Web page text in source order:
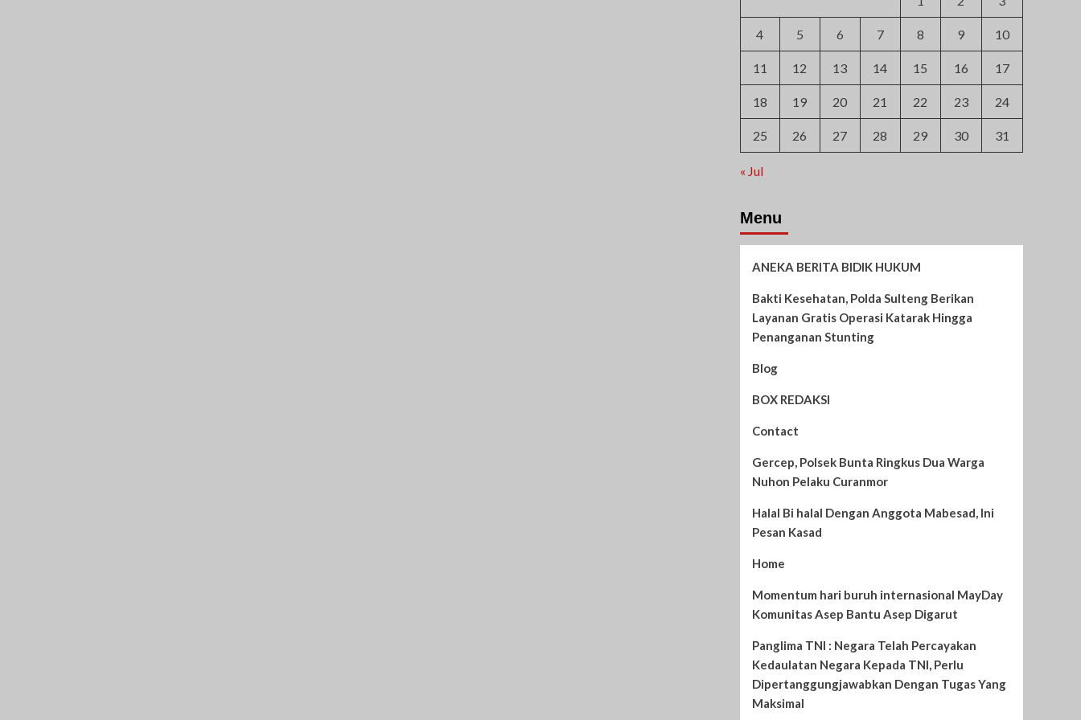
4 5 6 7 8 9 10
11 12 13 14 15 16 17
18 19 20 21 22 23 24
25 26 27 28 29 30 31
« Jul
Menu
ANEKA BERITA BIDIK HUKUM
Bakti Kesehatan, Polda Sulteng Berikan
Layanan Gratis Operasi Katarak Hingga
Penanganan Stunting
Blog
BOX REDAKSI
Contact
Gercep, Polsek Bunta Ringkus Dua Warga
Nuhon Pelaku Curanmor
Halal Bi halal Dengan Anggota Mabesad, Ini
Pesan Kasad
Home
Momentum hari buruh internasional MayDay
Komunitas Asep Bantu Asep Digarut
Panglima TNI : Negara Telah Percayakan
Kedaulatan Negara Kepada TNI, Perlu
Dipertanggungjawabkan Dengan Tugas Yang
Maksimal